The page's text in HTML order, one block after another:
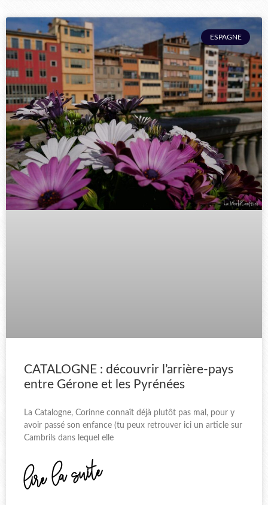
ESPAGNE
CATALOGNE : découvrir l’arrière-pays
entre Gérone et les Pyrénées
La Catalogne, Corinne connaît déjà plutôt pas mal, pour y
avoir passé son enfance (tu peux retrouver ici un article sur
Cambrils dans lequel elle
lire la suite